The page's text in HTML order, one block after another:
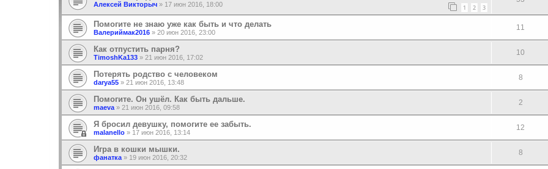
Алексей Викторыч » 17 июн 2016, 18:00 1 2 3
Помогите не знаю уже как быть и что делать
Валериймак2016 » 20 июн 2016, 23:00
11
Как отпустить парня?
TimoshKa133 » 21 июн 2016, 17:02
10
Потерять родство с человеком
darya55 » 21 июн 2016, 13:48
8
Помогите. Он ушёл. Как быть дальше.
maeva » 21 июн 2016, 09:58
2
Я бросил девушку, помогите ее забыть.
malanello » 17 июн 2016, 13:14
12
Игра в кошки мышки.
фанатка » 19 июн 2016, 20:32
8